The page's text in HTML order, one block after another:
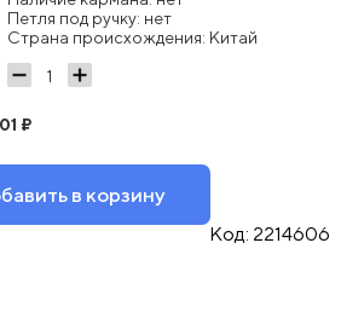
Петля под ручку: нет
Страна происхождения: Китай
₽
в корзину
Код: 2214606